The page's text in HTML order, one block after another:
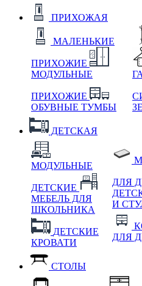
ПРИХОЖАЯ
МАЛЕНЬКИЕ
ПРИХОЖИЕ
МОДУЛЬНЫЕ
ПРИХОЖИЕ
ОБУВНЫЕ ТУМБЫ
ДЕТСКАЯ
МОДУЛЬНЫЕ
ДЕТСКИЕ
МЕБЕЛЬ ДЛЯ
ШКОЛЬНИКА
ДЕТСКИЕ
КРОВАТИ
ДЛЯ
И
ДЛЯ
СТОЛЫ